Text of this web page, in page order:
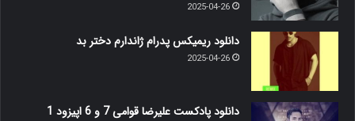
2025-04-26
دانلود ریمیکس پدرام ژاندارم دختر بد
2025-04-26
دانلود پادکست علیرضا قوامی 7 و 6 اپیزود 1